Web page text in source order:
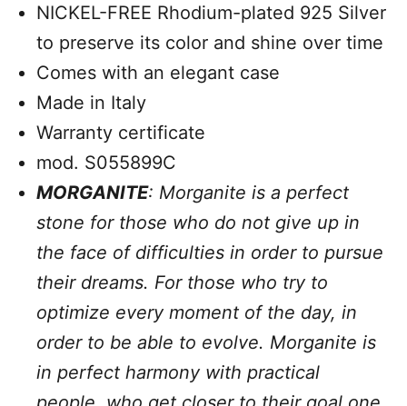
NICKEL-FREE Rhodium-plated 925 Silver
to preserve its color and shine over time
Comes with an elegant case
Made in Italy
Warranty certificate
mod. S055899C
MORGANITE: Morganite is a perfect
stone for those who do not give up in
the face of difficulties in order to pursue
their dreams. For those who try to
optimize every moment of the day, in
order to be able to evolve. Morganite is
in perfect harmony with practical